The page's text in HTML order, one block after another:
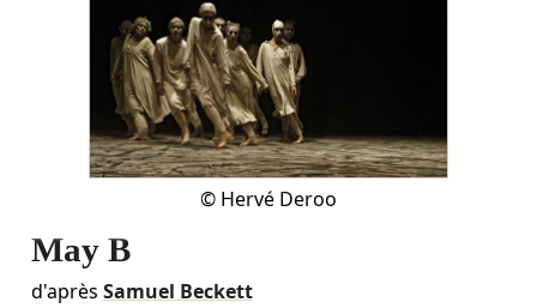
© Hervé Deroo
May B
d'après Samuel Beckett